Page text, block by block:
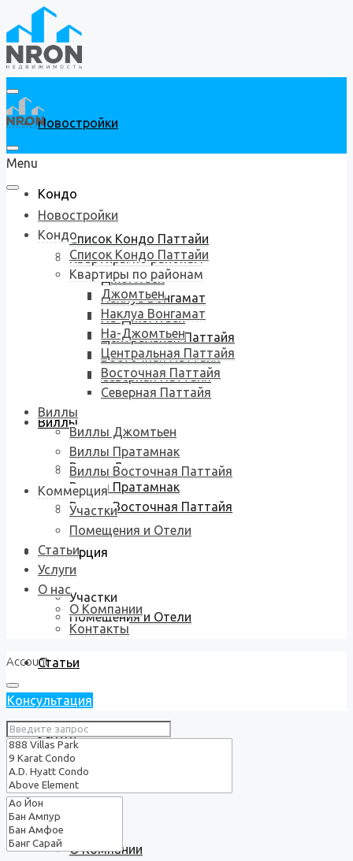
Новостройки
Кондо
Список Кондо Паттайи
Квартиры по районам
Джомтьен
Наклуа Вонгамат
На-Джомтьен
Центральная Паттайя
Восточная Паттайя
Северная Паттайя
Виллы
Виллы Джомтьен
Виллы Пратамнак
Виллы Восточная Паттайя
Коммерция
Участки
Помещения и Отели
Статьи
Услуги
О нас
О Компании
Menu
Новостройки
Кондо
Список Кондо Паттайи
Квартиры по районам
Джомтьен
Наклуа Вонгамат
На-Джомтьен
Центральная Паттайя
Восточная Паттайя
Северная Паттайя
Виллы
Виллы Джомтьен
Виллы Пратамнак
Виллы Восточная Паттайя
Коммерция
Участки
Помещения и Отели
Статьи
Услуги
О нас
О Компании
Контакты
Account
Консультация